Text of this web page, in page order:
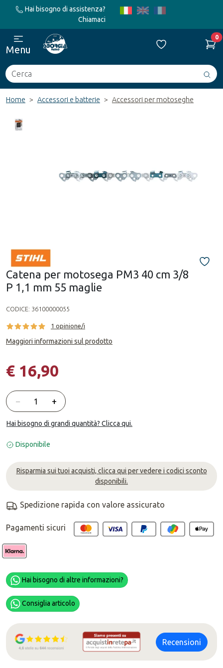
Hai bisogno di assistenza?
Chiamaci
Cerca
0
Menu
Home Accessori e batterie Accessori per motoseghe
Catena per motosega PM3 40 cm 3/8
P 1,1 mm 55 maglie
CODICE: 36100000055
1 opinione/i
Maggiori informazioni sul prodotto
€ 16,90
Quantità
− +
Hai bisogno di grandi quantità? Clicca qui.
Disponibile
Risparmia sui tuoi acquisti, clicca qui per vedere i codici sconto
disponibili.
Spedizione rapida con valore assicurato
Pagamenti sicuri
Hai bisogno di altre informazioni?
Consiglia articolo
Recensioni